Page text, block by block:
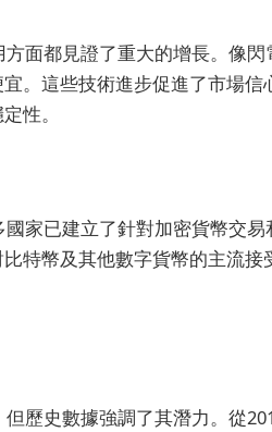
面都見證了重大的增長。像
。這些技術進步促進了市場信
性。
家已建立了針對加密貨幣交
特幣及其他數字貨幣的主流接
歷史數據強調了其潛力。從